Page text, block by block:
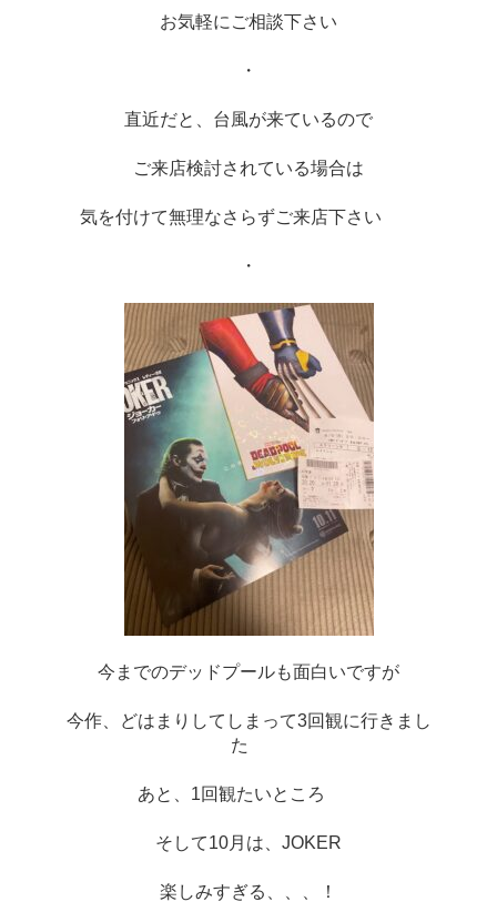
お気軽にご相談下さい
・
直近だと、台風が来ているので
ご来店検討されている場合は
気を付けて無理なさらずご来店下さい
・
今までのデッドプールも面白いですが
今作、どはまりしてしまって3回観に行きまし
た
あと、1回観たいところ
そして10月は、JOKER
楽しみすぎる、、、！